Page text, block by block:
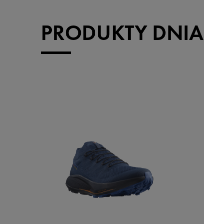
PRODUKTY DNIA